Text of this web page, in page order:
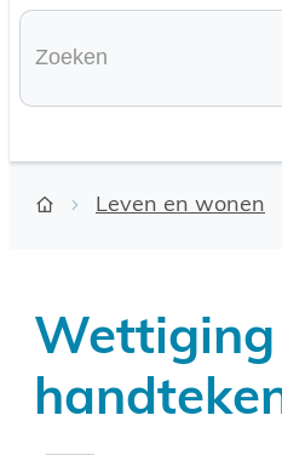
Waarmee kunnen we je
Startpagina
Leven en wonen
Wettiging